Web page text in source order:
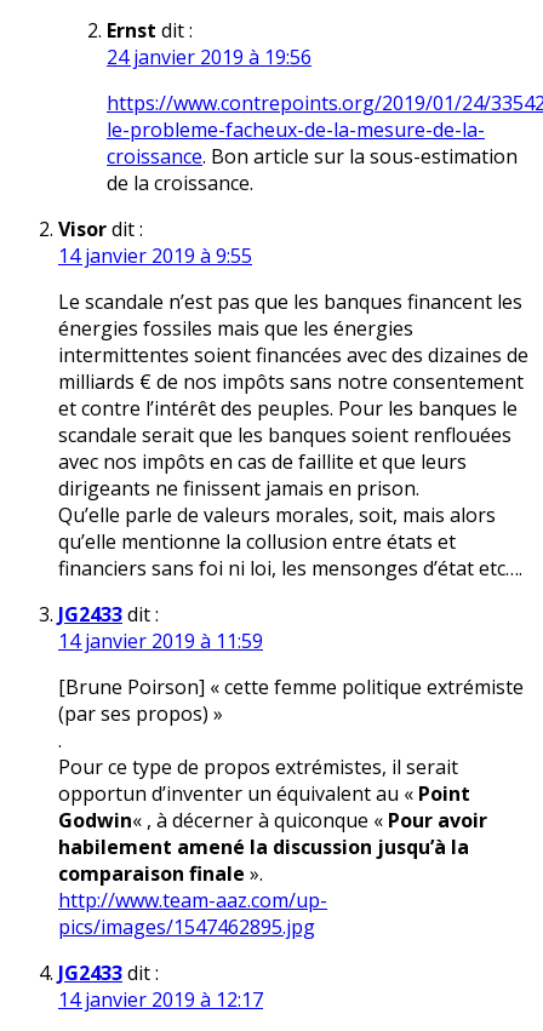
Ernst dit :
24 janvier 2019 à 19:56
https://www.contrepoints.org/2019/01/24/
le-probleme-facheux-de-la-mesure-de-la-
croissance. Bon article sur la sous-estimation
de la croissance.
Visordit :
14 janvier 2019 à 9:55
Le scandale n’est pas que les banques financent les
énergies fossiles mais que les énergies
intermittentes soient financées avec des dizaines de
milliards € de nos impôts sans notre consentement
et contre l’intérêt des peuples. Pour les banques le
scandale serait que les banques soient renflouées
avec nos impôts en cas de faillite et que leurs
dirigeants ne finissent jamais en prison.
Qu’elle parle de valeurs morales, soit, mais alors
qu’elle mentionne la collusion entre états et
financiers sans foi ni loi, les mensonges d’état etc….
JG2433dit :
14 janvier 2019 à 11:59
[Brune Poirson] « cette femme politique extrémiste
(par ses propos) »
.
Pour ce type de propos extrémistes, il serait
opportun d’inventer un équivalent au « Point
Godwin« , à décerner à quiconque « Pour avoir
habilement amené la discussion jusqu’à la
comparaison finale ».
http://www.team-aaz.com/up-
pics/images/1547462895.jpg
JG2433dit :
14 janvier 2019 à 12:17